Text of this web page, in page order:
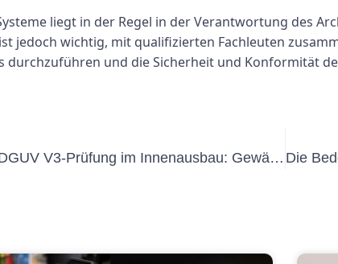
liegt in der Regel in der Verantwortung des
jedoch wichtig, mit qualifizierten Fachleuten
durchzuführen und die Sicherheit und Konformität
Die Bedeutung der DGUV V3-Prüfung im Innenausbau: Gewährleistung von Sicherheit und Compliance